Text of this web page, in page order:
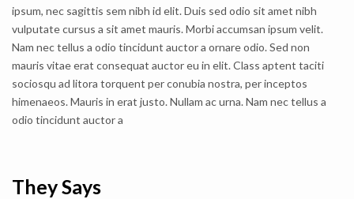
ipsum, nec sagittis sem nibh id elit. Duis sed odio sit amet nibh
vulputate cursus a sit amet mauris. Morbi accumsan ipsum velit.
Nam nec tellus a odio tincidunt auctor a ornare odio. Sed non
mauris vitae erat consequat auctor eu in elit. Class aptent taciti
sociosqu ad litora torquent per conubia nostra, per inceptos
himenaeos. Mauris in erat justo. Nullam ac urna. Nam nec tellus a
odio tincidunt auctor a
They Says